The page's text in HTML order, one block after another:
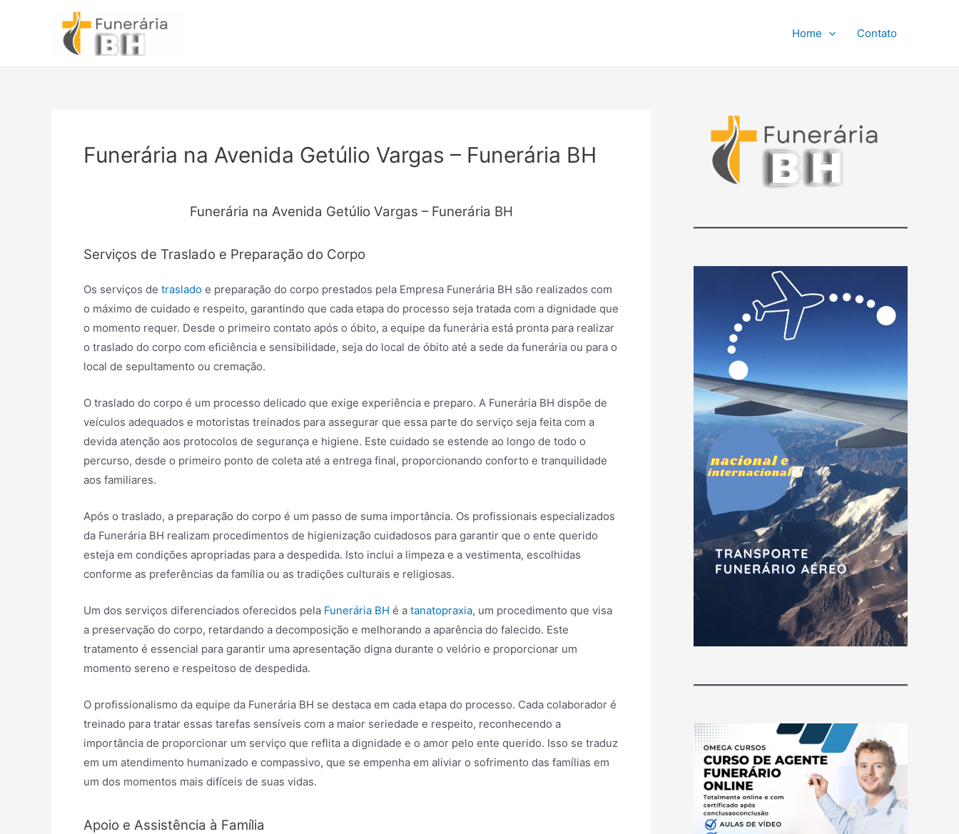
Home Contato
Funerária na Avenida Getúlio Vargas – Funerária BH
Funerária na Avenida Getúlio Vargas – Funerária BH
Serviços de Traslado e Preparação do Corpo
Os serviços de traslado e preparação do corpo prestados pela Empresa Funerária BH são realizados com
o máximo de cuidado e respeito, garantindo que cada etapa do processo seja tratada com a dignidade que
o momento requer. Desde o primeiro contato após o óbito, a equipe da funerária está pronta para realizar
o traslado do corpo com eficiência e sensibilidade, seja do local de óbito até a sede da funerária ou para o
local de sepultamento ou cremação.
O traslado do corpo é um processo delicado que exige experiência e preparo. A Funerária BH dispõe de
veículos adequados e motoristas treinados para assegurar que essa parte do serviço seja feita com a
devida atenção aos protocolos de segurança e higiene. Este cuidado se estende ao longo de todo o
percurso, desde o primeiro ponto de coleta até a entrega final, proporcionando conforto e tranquilidade
aos familiares.
Após o traslado, a preparação do corpo é um passo de suma importância. Os profissionais especializados
da Funerária BH realizam procedimentos de higienização cuidadosos para garantir que o ente querido
esteja em condições apropriadas para a despedida. Isto inclui a limpeza e a vestimenta, escolhidas
conforme as preferências da família ou as tradições culturais e religiosas.
Um dos serviços diferenciados oferecidos pela Funerária BH é a tanatopraxia, um procedimento que visa
a preservação do corpo, retardando a decomposição e melhorando a aparência do falecido. Este
tratamento é essencial para garantir uma apresentação digna durante o velório e proporcionar um
momento sereno e respeitoso de despedida.
O profissionalismo da equipe da Funerária BH se destaca em cada etapa do processo. Cada colaborador é
treinado para tratar essas tarefas sensíveis com a maior seriedade e respeito, reconhecendo a
importância de proporcionar um serviço que reflita a dignidade e o amor pelo ente querido. Isso se traduz
em um atendimento humanizado e compassivo, que se empenha em aliviar o sofrimento das famílias em
um dos momentos mais difíceis de suas vidas.
Apoio e Assistência à Família